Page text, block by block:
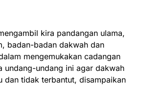
kira pandangan ulama,
badan-badan dakwah dan
mengemukakan cadangan
undang-undang ini agar dakwah
dan tidak terbantut, disampaikan